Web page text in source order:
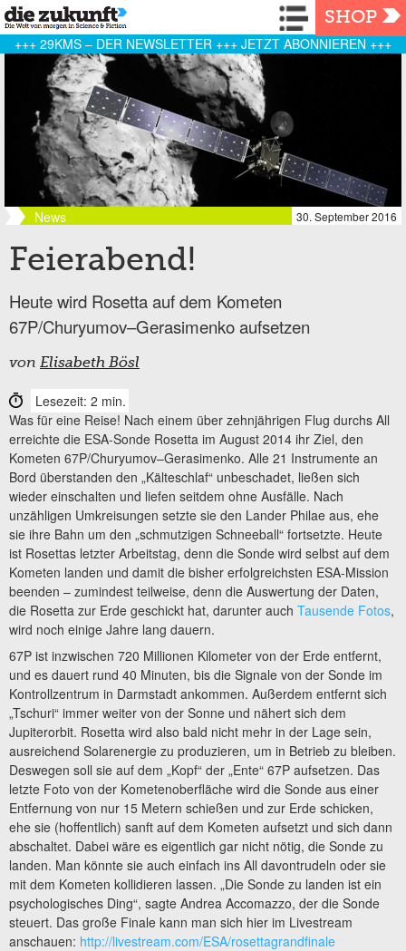
Navigation
SHOP
+++ 29KMS – DER NEWSLETTER +++ JETZT ABONNIEREN +++
News 30. September 2016
Feierabend!
Heute wird Rosetta auf dem Kometen
67P/Churyumov–Gerasimenko aufsetzen
von Elisabeth Bösl
Lesezeit: 2 min.
Was für eine Reise! Nach einem über zehnjährigen Flug durchs All
erreichte die ESA-Sonde Rosetta im August 2014 ihr Ziel, den
Kometen 67P/Churyumov–Gerasimenko. Alle 21 Instrumente an
Bord überstanden den „Kälteschlaf“ unbeschadet, ließen sich
wieder einschalten und liefen seitdem ohne Ausfälle. Nach
unzähligen Umkreisungen setzte sie den Lander Philae aus, ehe
sie ihre Bahn um den „schmutzigen Schneeball“ fortsetzte. Heute
ist Rosettas letzter Arbeitstag, denn die Sonde wird selbst auf dem
Kometen landen und damit die bisher erfolgreichsten ESA-Mission
beenden – zumindest teilweise, denn die Auswertung der Daten,
die Rosetta zur Erde geschickt hat, darunter auch Tausende Fotos,
wird noch einige Jahre lang dauern.
67P ist inzwischen 720 Millionen Kilometer von der Erde entfernt,
und es dauert rund 40 Minuten, bis die Signale von der Sonde im
Kontrollzentrum in Darmstadt ankommen. Außerdem entfernt sich
„Tschuri“ immer weiter von der Sonne und nähert sich dem
Jupiterorbit. Rosetta wird also bald nicht mehr in der Lage sein,
ausreichend Solarenergie zu produzieren, um in Betrieb zu bleiben.
Deswegen soll sie auf dem „Kopf“ der „Ente“ 67P aufsetzen. Das
letzte Foto von der Kometenoberfläche wird die Sonde aus einer
Entfernung von nur 15 Metern schießen und zur Erde schicken,
ehe sie (hoffentlich) sanft auf dem Kometen aufsetzt und sich dann
abschaltet. Dabei wäre es eigentlich gar nicht nötig, die Sonde zu
landen. Man könnte sie auch einfach ins All davontrudeln oder sie
mit dem Kometen kollidieren lassen. „Die Sonde zu landen ist ein
psychologisches Ding“, sagte Andrea Accomazzo, der die Sonde
steuert. Das große Finale kann man sich hier im Livestream
anschauen: http://livestream.com/ESA/rosettagrandfinale